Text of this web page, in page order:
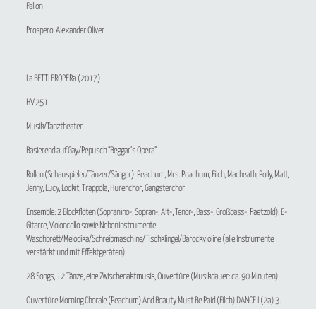
Fallon
Prospero: Alexander Oliver
La BETTLEROPERa(2017)
HV 251
Musik/Tanztheater
Basierend auf Gay/Pepusch “Beggar’s Opera”
Rollen (Schauspieler/Tänzer/Sänger): Peachum, Mrs. Peachum, Filch, Macheath, Polly, Matt,
Jenny, Lucy, Lockit, Trappola, Hurenchor, Gangsterchor
Ensemble: 2 Blockflöten (Sopranino-, Sopran-, Alt-, Tenor-, Bass-, Großbass-, Paetzold), E-
Gitarre, Violoncello sowie Nebeninstrumente
Waschbrett/Melodika/Schreibmaschine/Tischklingel/Barockvioline (alle Instrumente
verstärkt und mit Effektgeräten)
28 Songs, 12 Tänze, eine Zwischenaktmusik, Ouvertüre (Musikdauer: ca. 90 Minuten)
Ouvertüre Morning Chorale (Peachum) And Beauty Must Be Paid (Filch) DANCE I (2a) 3.